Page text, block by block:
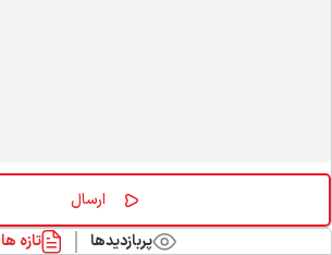
پربازدیدها تازه ها